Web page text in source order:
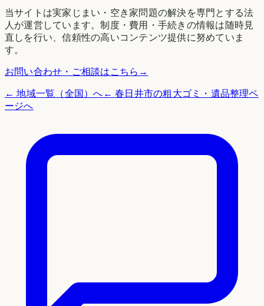
当サイトは実家じまい・空き家問題の解決を専門とする法
人が運営しています。制度・費用・手続きの情報は随時見
直しを行い、信頼性の高いコンテンツ提供に努めていま
す。
お問い合わせ・ご相談はこちら →
← 地域一覧（全国）へ ←春日井市の粗大ゴミ・遺品整理ペ
ージへ